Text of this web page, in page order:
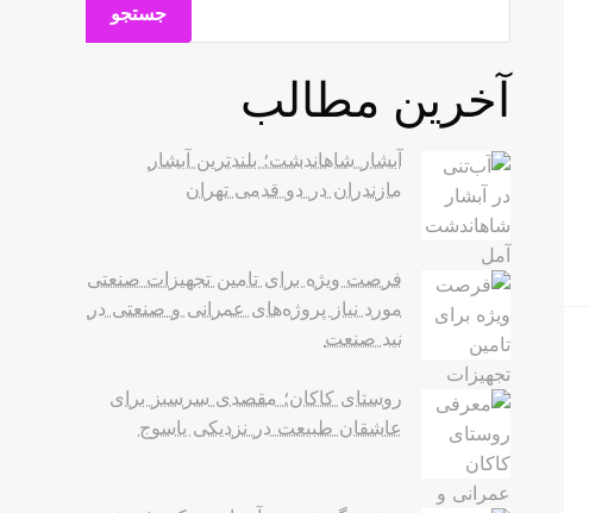
جستجو
آخرین مطالب
آبشار شاهاندشت؛ بلندترین آبشار
مازندران در دو قدمی تهران
فرصت ویژه برای تامین تجهیزات صنعتی
مورد نیاز پروژه‌های عمرانی و صنعتی در
نید صنعت
روستای کاکان؛ مقصدی سرسبز برای
عاشقان طبیعت در نزدیکی یاسوج